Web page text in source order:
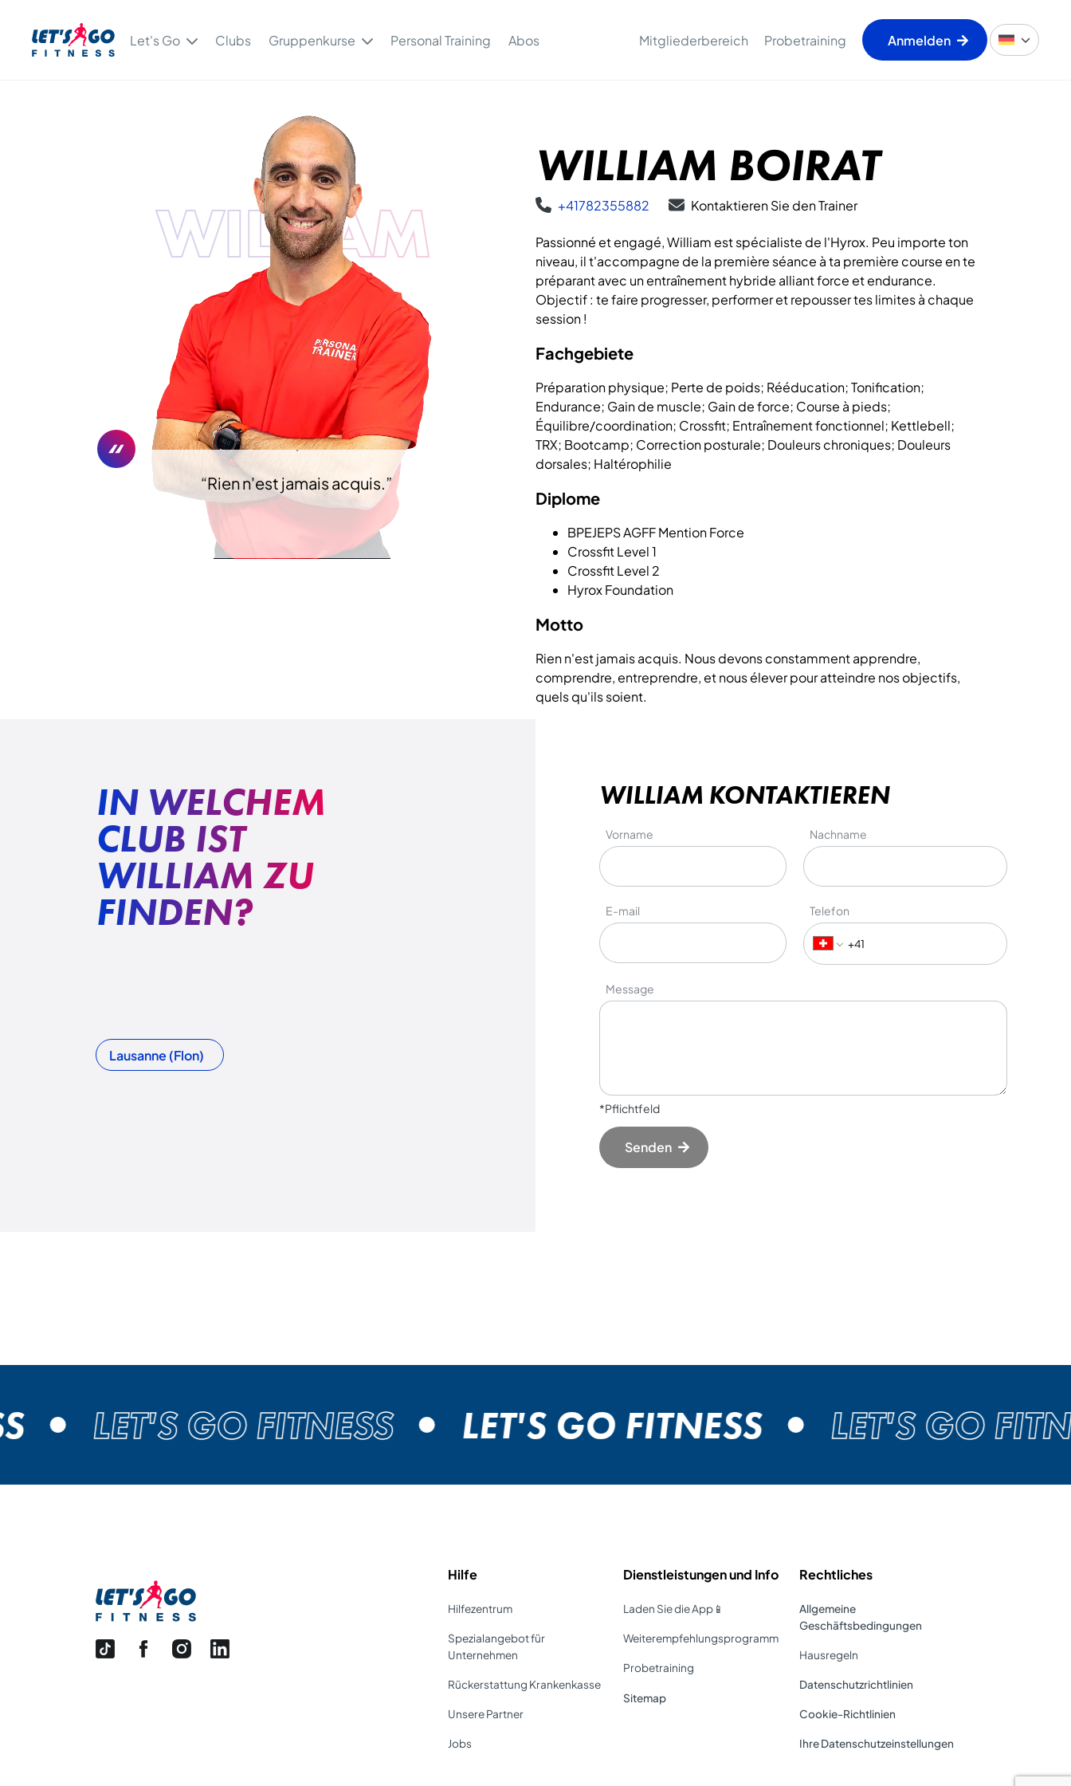
Let's Go Clubs Gruppenkurse Personal Training Abos Mitgliederbereich Probetraining Anmelden
WILLIAM
“Rien n'est jamais acquis.”
WILLIAM BOIRAT
+41782355882 Kontaktieren Sie den Trainer
Passionné et engagé, William est spécialiste de l'Hyrox. Peu importe ton
niveau, il t'accompagne de la première séance à ta première course en te
préparant avec un entraînement hybride alliant force et endurance.
Objectif : te faire progresser, performer et repousser tes limites à chaque
session !
Fachgebiete
Préparation physique; Perte de poids; Rééducation; Tonification;
Endurance; Gain de muscle; Gain de force; Course à pieds;
Équilibre/coordination; Crossfit; Entraînement fonctionnel; Kettlebell;
TRX; Bootcamp; Correction posturale; Douleurs chroniques; Douleurs
dorsales; Haltérophilie
Diplome
BPEJEPS AGFF Mention Force
Crossfit Level 1
Crossfit Level 2
Hyrox Foundation
Motto
Rien n'est jamais acquis. Nous devons constamment apprendre,
comprendre, entreprendre, et nous élever pour atteindre nos objectifs,
quels qu'ils soient.
IN WELCHEM
CLUB IST
WILLIAM ZU
FINDEN?
Lausanne (Flon)
WILLIAM KONTAKTIEREN
Vorname Nachname
E-mail Telefon
Message
*Pflichtfeld
Senden
LET'S GO FITNESS LET'S GO FITNESS LET'S GO
Hilfe
Hilfezentrum
Spezialangebot für
Unternehmen
Rückerstattung Krankenkasse
Unsere Partner
Jobs
Dienstleistungen und Info
Laden Sie die App📱
Weiterempfehlungsprogramm
Probetraining
Sitemap
Rechtliches
Allgemeine
Geschäftsbedingungen
Hausregeln
Datenschutzrichtlinien
Cookie-Richtlinien
Ihre Datenschutzeinstellungen